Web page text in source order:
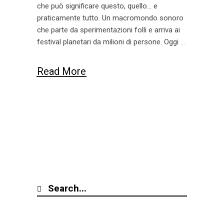
che può significare questo, quello… e
praticamente tutto. Un macromondo sonoro
che parte da sperimentazioni folli e arriva ai
festival planetari da milioni di persone. Oggi
Read More